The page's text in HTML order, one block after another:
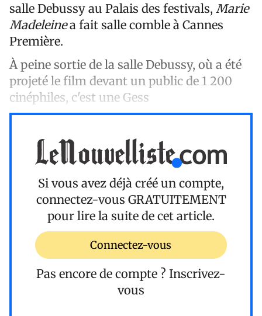
salle Debussy au Palais des festivals, Marie
Madeleinea fait salle comble à Cannes
Première.
À peine sortie de la salle Debussy, où a été
projeté le film devant un public de 1 200
cinéphiles, c'est une Gess
Si vous avez déjà créé un compte,
connectez-vous GRATUITEMENT
pour lire la suite de cet article.
Connectez-vous
Pas encore de compte ? Inscrivez-
vous